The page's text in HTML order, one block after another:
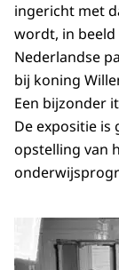
ingericht met
wordt, in
Nederlandse
bij koning
Een bijzonder
De expositie
opstelling van